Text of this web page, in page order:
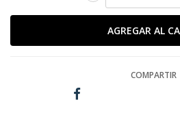
COMPARTIR